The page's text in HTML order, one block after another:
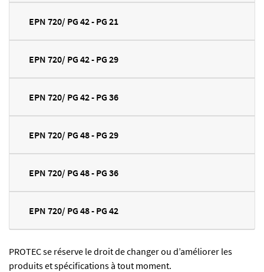
EPN 720/ PG 42 - PG 21
EPN 720/ PG 42 - PG 29
EPN 720/ PG 42 - PG 36
EPN 720/ PG 48 - PG 29
EPN 720/ PG 48 - PG 36
EPN 720/ PG 48 - PG 42
PROTEC se réserve le droit de changer ou d’améliorer les
produits et spécifications à tout moment.